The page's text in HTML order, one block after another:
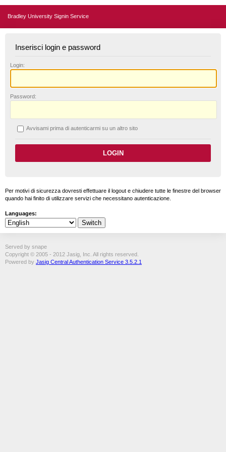
Bradley University Signin Service
Inserisci login e password
L ogin:
Password:
Avvisami prima di autenticarmi su un altro sito
Per motivi di sicurezza dovresti effettuare il logout e chiudere tutte le finestre del browser
quando hai finito di utilizzare servizi che necessitano autenticazione.
Languages:
Served by snape
Copyright © 2005 - 2012 Jasig, Inc. All rights reserved.
Powered by Jasig Central Authentication Service 3.5.2.1